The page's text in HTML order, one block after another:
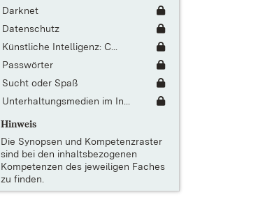
Darknet
Datenschutz
Künstliche Intelligenz: C...
Passwörter
Sucht oder Spaß
Unterhaltungsmedien im In...
Hinweis
Die Synopsen und Kompetenzraster
sind bei den inhaltsbezogenen
Kompetenzen des jeweiligen Faches
zu finden.